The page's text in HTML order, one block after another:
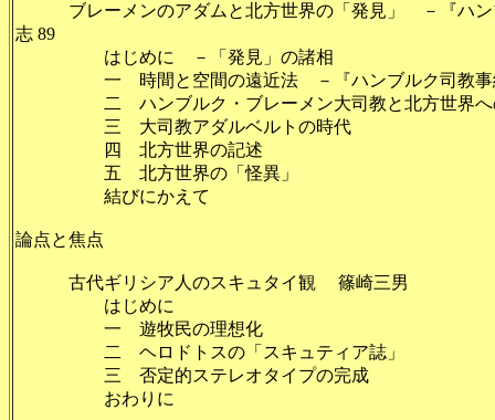
ブレーメンのアダムと北方世界の「発見」 －『ハン
志 89
はじめに －「発見」の諸
一 時間と空間の遠近法 －『ハンブルク司教事
二 ハンブルク・ブレーメン大司教と北方
三 大司教アダルベルトの時
四 北方世界の記
五 北方世界の「怪異
結びにかえて
論点と焦点
古代ギリシア人のスキュタイ観 篠崎三男
はじめに
一 遊牧民の理想化
二 ヘロドトスの「スキュティア
三 否定的ステレオタイプの完
おわりに